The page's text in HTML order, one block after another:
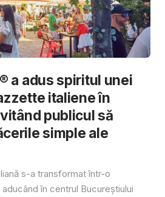
a adus spiritul unei
italiene în
publicul să
simple ale
s-a transformat într-o
în centrul Bucureștiului